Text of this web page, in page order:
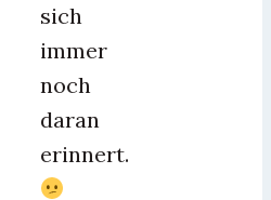
sich
immer
noch
daran
erinnert.